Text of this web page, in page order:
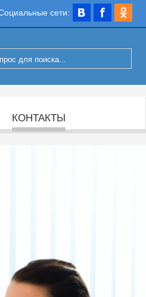
сети:
КОНТАКТЫ